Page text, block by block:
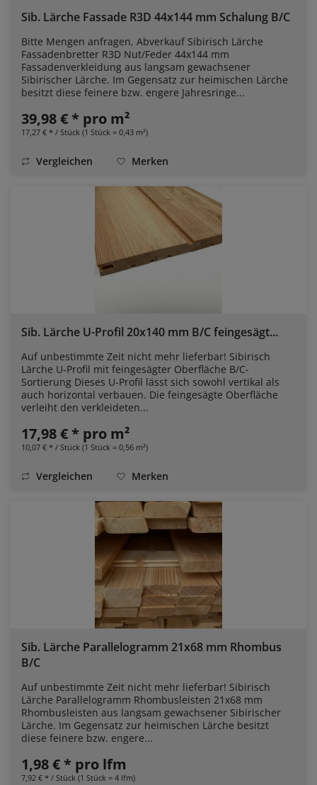
Sib. Lärche Fassade R3D 44x144 mm Schalung B/C
Bitte Mengen anfragen, Abverkauf Sibirisch Lärche
Fassadenbretter R3D Nut/Feder 44x144 mm
Fassadenverkleidung aus langsam gewachsener
Sibirischer Lärche. Im Gegensatz zur heimischen Lärche
besitzt diese feinere bzw. engere Jahresringe...
39,98 € * pro m²
17,27 € * / Stück (1 Stück = 0,43 m²)
Vergleichen Merken
Sib. Lärche U-Profil 20x140 mm B/C feingesägt...
Auf unbestimmte Zeit nicht mehr lieferbar! Sibirisch
Lärche U-Profil mit feingesägter Oberfläche B/C-
Sortierung Dieses U-Profil lässt sich sowohl vertikal als
auch horizontal verbauen. Die feingesägte Oberfläche
verleiht den verkleideten...
17,98 € * pro m²
10,07 € * / Stück (1 Stück = 0,56 m²)
Vergleichen Merken
Sib. Lärche Parallelogramm 21x68 mm Rhombus
B/C
Auf unbestimmte Zeit nicht mehr lieferbar! Sibirisch
Lärche Parallelogramm Rhombusleisten 21x68 mm
Rhombusleisten aus langsam gewachsener Sibirischer
Lärche. Im Gegensatz zur heimischen Lärche besitzt
diese feinere bzw. engere...
1,98 € * pro lfm
7,92 € * / Stück (1 Stück = 4 lfm)